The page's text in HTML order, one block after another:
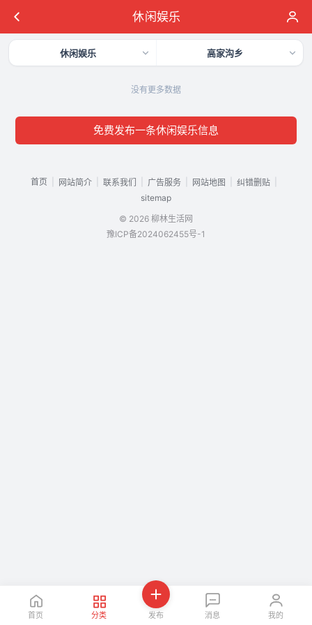
休闲娱乐
休闲娱乐 高家沟乡
没有更多数据
免费发布一条休闲娱乐信息
首页 网站简介 联系我们 广告服务 网站地图 纠错删贴
sitemap
© 2026 柳林生活网
豫ICP备2024062455号-1
首页 分类 发布 消息 我的